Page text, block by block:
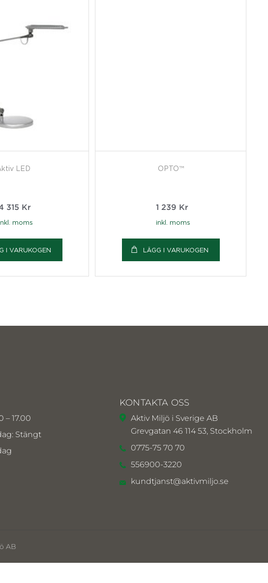
LED
315 Kr
moms
I VARUKOGEN
OPTO™
1 239 Kr
inkl. moms
LÄGG I VARUKOGEN
– 17.00
Stängt
KONTAKTA OSS
Aktiv Miljö i Sverige AB
Grevgatan 46 114 53, Stockholm
0775-75 70 70
556900-3220
kundtjanst@aktivmiljo.se
AB